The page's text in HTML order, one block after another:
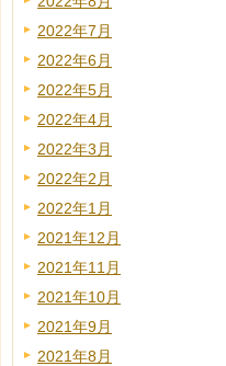
2022年7月
2022年6月
2022年5月
2022年4月
2022年3月
2022年2月
2022年1月
2021年12月
2021年11月
2021年10月
2021年9月
2021年8月